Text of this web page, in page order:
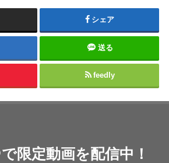
シェア
送る
feedly
限定動画を配信中！